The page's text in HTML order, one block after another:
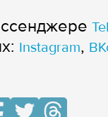
Instagram,